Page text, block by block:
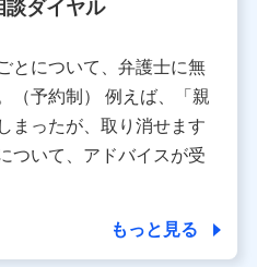
ータの項目】
モ・フィナンシャルグルー
取得した、以下の情報など
ス、お客さまの識別子、属
スのご利用に関する情報。例
ト利用履歴などが含まれます。
談ダイヤル
とについて、弁護士に無
（予約制） 例えば、「親
まったが、取り消せます
ついて、アドバイスが受
もっと見る